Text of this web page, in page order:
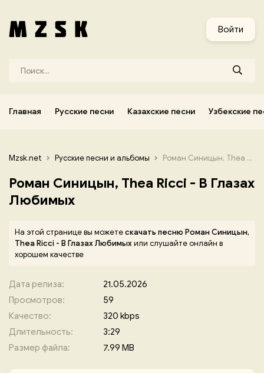
Войти
Главная Русские песни Казахские песни Узбекские
Mzsk.net Русские песни и альбомы Роман Синицын, Thea Ricci - В Глазах Любимых
Роман Синицын, Thea Ricci - В Глазах
Любимых
На этой странице вы можетескачать песню Роман Синицын,
Thea Ricci - В Глазах Любимыхили слушайте онлайн в
хорошем качестве
Дата релиза:
21.05.2026
Просмотров:
59
Качество:
320 kbps
Длительность:
3:29
Размер файла:
7.99 MB
Узбекские песни Корейские песни